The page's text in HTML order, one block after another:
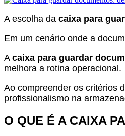
A escolha da caixa para
Em um cenário onde a
A caixa para guardar
melhora a rotina operacional.
Ao compreender os critérios
profissionalismo na
O QUE É A CAIXA